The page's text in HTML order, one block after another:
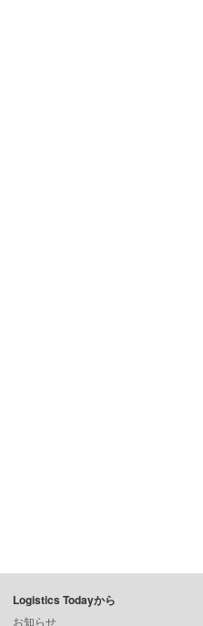
Logistics Todayから
お知らせ